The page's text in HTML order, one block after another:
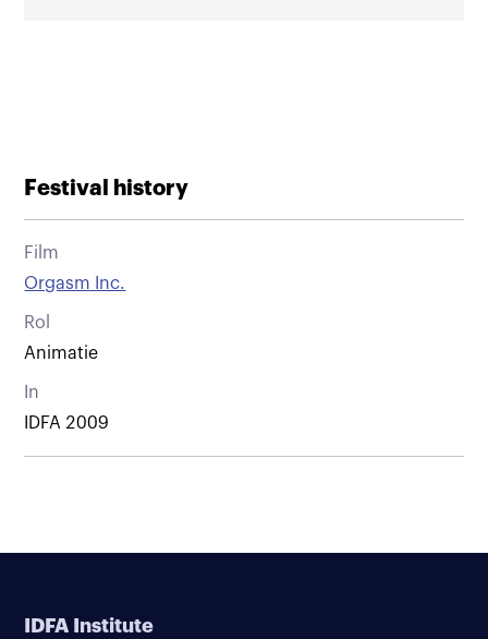
Festival history
Film
Orgasm Inc.
Rol
Animatie
In
IDFA 2009
IDFA Institute